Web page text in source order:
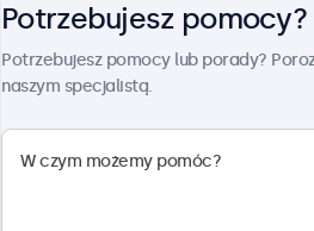
Monitor Dotykowy 24"
Potrzebujesz pomocy?
Potrzebujesz pomocy lub porady?
naszym specjalistą.